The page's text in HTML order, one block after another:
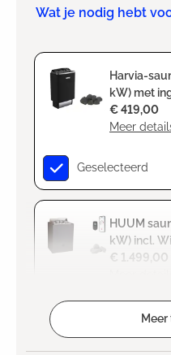
Wat je nodig hebt
Harvia-
kW) met
Meer
€ 419,00
Geselecteerd
HUUM
kW) incl.
€ 1.499,00
Meer